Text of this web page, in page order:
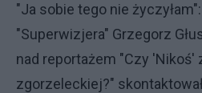
"Ja sobie tego nie
"Superwizjera" Grzegorz
nad reportażem "Czy 'Nikoś'
zgorzeleckiej?"